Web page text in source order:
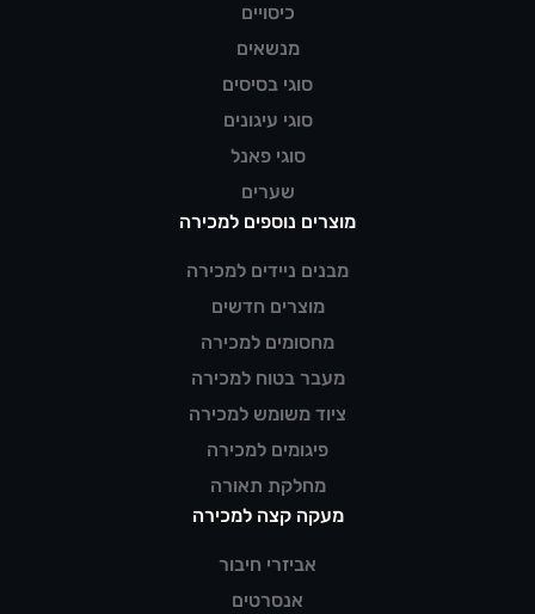
כיסויים
מנשאים
סוגי בסיסים
סוגי עיגונים
סוגי פאנל
שערים
מוצרים נוספים למכירה
מבנים ניידים למכירה
מוצרים חדשים
מחסומים למכירה
מעבר בטוח למכירה
ציוד משומש למכירה
פיגומים למכירה
מחלקת תאורה
מעקה קצה למכירה
אביזרי חיבור
אנסרטים